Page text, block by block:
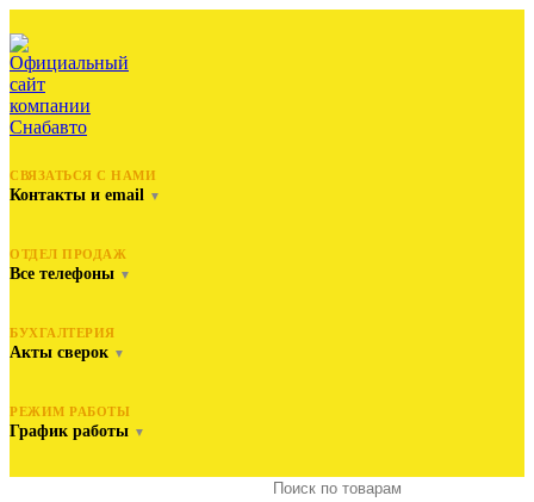
СВЯЗАТЬСЯ С НАМИ
Контакты и email ▼
ОТДЕЛ ПРОДАЖ
Все телефоны ▼
БУХГАЛТЕРИЯ
Акты сверок ▼
РЕЖИМ РАБОТЫ
График работы ▼